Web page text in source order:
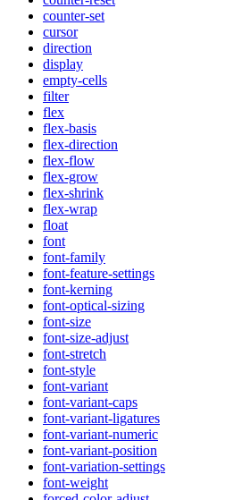
counter-set
cursor
direction
display
empty-cells
filter
flex
flex-basis
flex-direction
flex-flow
flex-grow
flex-shrink
flex-wrap
float
font
font-family
font-feature-settings
font-kerning
font-optical-sizing
font-size
font-size-adjust
font-stretch
font-style
font-variant
font-variant-caps
font-variant-ligatures
font-variant-numeric
font-variant-position
font-variation-settings
font-weight